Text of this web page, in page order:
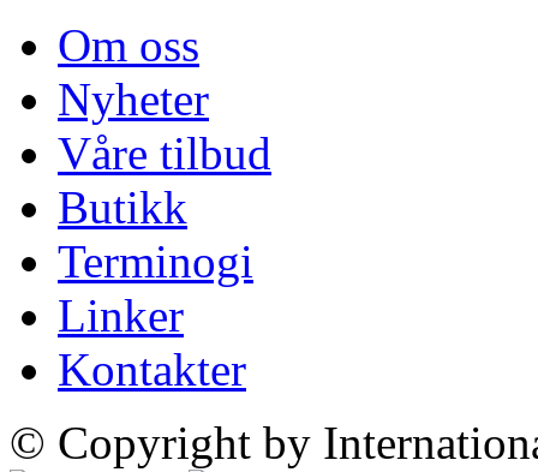
Om oss
Nyheter
Våre tilbud
Butikk
Terminogi
Linker
Kontakter
© Copyright by